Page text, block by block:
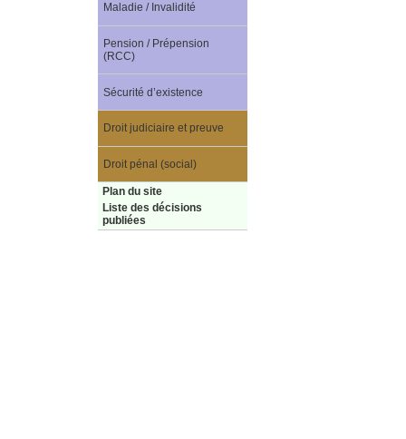
Maladie / Invalidité
Pension / Prépension
(RCC)
Sécurité d’existence
Droit judiciaire et preuve
Droit pénal (social)
Plan du site
Liste des décisions
publiées